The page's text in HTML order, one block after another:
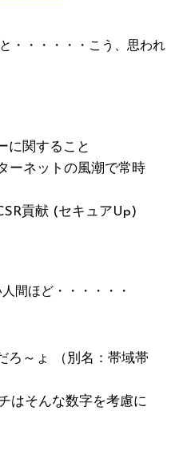
・・・・・・こう、思われ
に関すること
ーネットの風潮で常時
貢献 (セキュアUp)
間ほど・・・・・・
ろ～ょ （別名：帯域帯
はそんな数字を考慮に